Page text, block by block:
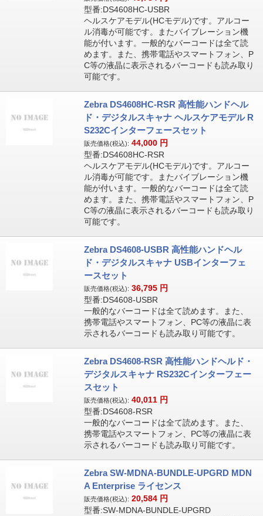
型番:DS4608HC-USBR
ヘルスケアモデル(HCモデル)です。アルコー
ル消毒が可能です。またバイブレーション機
能が付います。一般的なバーコードは全て読
めます。また、携帯電話やスマートフォン、P
C等の液晶に表示されるバーコードも読み取り
可能です。
Zebra DS4608HC-RSR 高性能ハンドヘル
ド・デジタルスキャナ ヘルスケアモデル R
S232Cインターフェースセット
販売価格(税込): 44,000 円
型番:DS4608HC-RSR
ヘルスケアモデル(HCモデル)です。アルコー
ル消毒が可能です。またバイブレーション機
能が付います。一般的なバーコードは全て読
めます。また、携帯電話やスマートフォン、P
C等の液晶に表示されるバーコードも読み取り
可能です。
Zebra DS4608-USBR 高性能ハンドヘル
ド・デジタルスキャナ USBインターフェ
ースセット
販売価格(税込): 36,795 円
型番:DS4608-USBR
一般的なバーコードは全て読めます。また、
携帯電話やスマートフォン、PC等の液晶に表
示されるバーコードも読み取り可能です。
Zebra DS4608-RSR 高性能ハンドヘルド・
デジタルスキャナ RS232Cインターフェー
スセット
販売価格(税込): 40,011 円
型番:DS4608-RSR
一般的なバーコードは全て読めます。また、
携帯電話やスマートフォン、PC等の液晶に表
示されるバーコードも読み取り可能です。
Zebra SW-MDNA-BUNDLE-UPGRD MDN
A Enterprise ライセンス
販売価格(税込): 20,584 円
型番:SW-MDNA-BUNDLE-UPGRD